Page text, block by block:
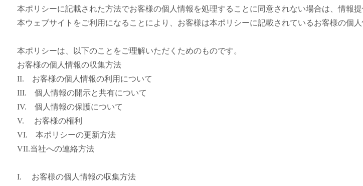
本ポリシーに記載された方法でお客様の個人情報を処理することに同意されない場合は、情報
本ウェブサイトをご利用になることにより、お客様は本ポリシーに記載されているお客様の個
本ポリシーは、以下のことをご理解いただくためのものです。
お客様の個人情報の収集方法
II. お客様の個人情報の利用について
III. 個人情報の開示と共有について
IV. 個人情報の保護について
V. お客様の権利
VI. 本ポリシーの更新方法
VII.当社への連絡方法
I. お客様の個人情報の収集方法